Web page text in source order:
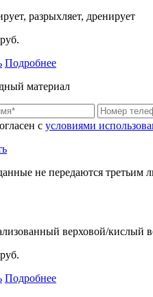
разрыхляет, дренирует
Подробнее
материал
с условиями
не передаются третьим
верховой/кислый
Подробнее